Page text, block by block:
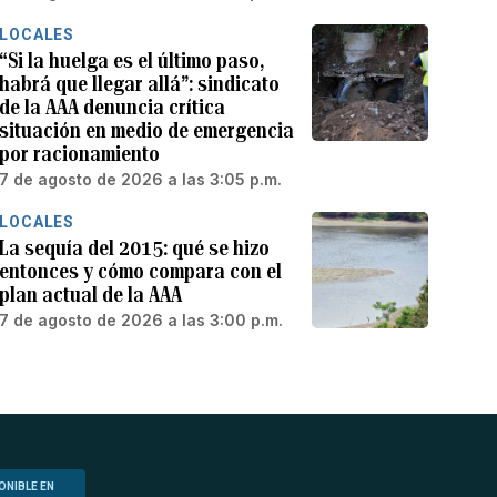
LOCALES
“Si la huelga es el último paso,
habrá que llegar allá”: sindicato
de la AAA denuncia crítica
situación en medio de emergencia
por racionamiento
7 de agosto de 2026 a las 3:05 p.m.
LOCALES
La sequía del 2015: qué se hizo
entonces y cómo compara con el
plan actual de la AAA
7 de agosto de 2026 a las 3:00 p.m.
EN